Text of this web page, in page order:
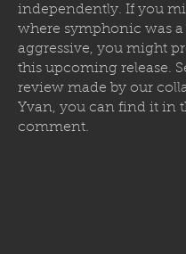
independently. If you
where symphonic was
aggressive, you might
this upcoming release.
review made by our
Yvan, you can find it in
comment.